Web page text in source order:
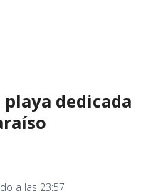
dedicada
a las 23:57